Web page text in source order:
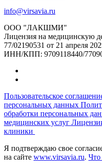
info@virsavia.ru
ООО "ЛАКШМИ"
Лицензия на медицинскую
77/02190531 от 21 апреля
ИНН/КПП: 9709118440/
Пользовательское
персональных данных
обработки персональных
медицинских услуг
клиники
Я подтверждаю свое
на сайте www.virsavia.ru. Что